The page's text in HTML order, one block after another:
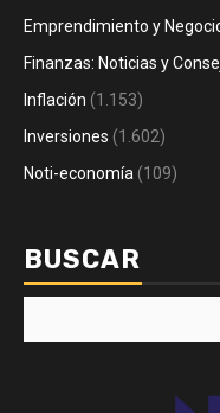
Emprendimiento y
Finanzas: Noticias y
Inflación (1.153)
Inversiones (1.602)
Noti-economía (109)
BUSCAR